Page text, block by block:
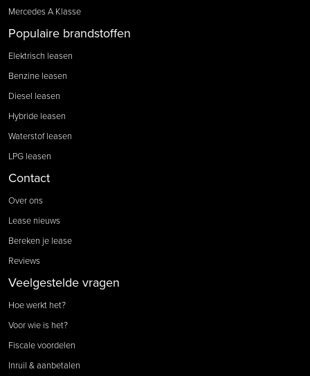
Mercedes A Klasse
Populaire brandstoffen
Elektrisch leasen
Benzine leasen
Diesel leasen
Hybride leasen
Waterstof leasen
LPG leasen
Contact
Over ons
Lease nieuws
Bereken je lease
Reviews
Veelgestelde vragen
Hoe werkt het?
Voor wie is het?
Fiscale voordelen
Inruil & aanbetalen